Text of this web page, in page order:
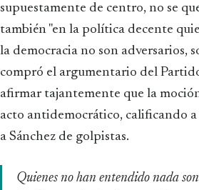
supuestamente de centro, no se
también "en la política decente
la democracia no son adversarios,
compró el argumentario del
afirmar tajantemente que la
acto antidemocrático, calificando
a Sánchez de golpistas.
Quienes no han entendido nada